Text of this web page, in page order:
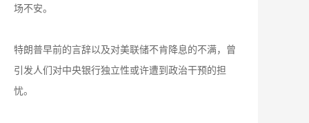
场不安。
特朗普早前的言辞以及对美联储不肯降息的不满，曾
引发人们对中央银行独立性或许遭到政治干预的担
忧。